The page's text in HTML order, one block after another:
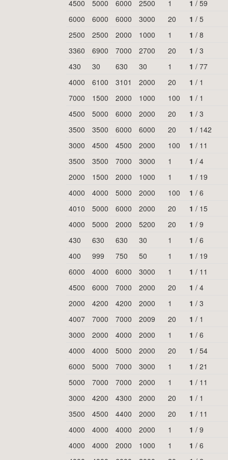
4500
5000 6000 2500 1 1 / 59
6000
6000 6000 3000 20 1 / 5
2500
2500 2000 1000 1 1 / 8
3360
6900 7000 2700 20 1 / 3
430
30 630 30 1 1 / 77
4000
6100 3101 2000 20 1 / 1
7000
1500 2000 1000 100 1 / 1
4500
5000 6000 2000 20 1 / 3
3500
3500 6000 6000 20 1 / 142
3000
4500 4500 2000 100 1 / 11
3500
3500 7000 3000 1 1 / 4
2000
1500 2000 1000 1 1 / 19
4000
4000 5000 2000 100 1 / 6
4010
5000 6000 2000 20 1 / 15
4000
5000 2000 5200 20 1 / 9
430
630 630 30 1 1 / 6
400
999 750 50 1 1 / 19
6000
4000 6000 3000 1 1 / 11
4500
6000 7000 2000 20 1 / 4
2000
4200 4200 2000 1 1 / 3
4007
7000 7000 2009 20 1 / 1
3000
2000 4000 2000 1 1 / 6
4000
4000 5000 2000 20 1 / 54
6000
5000 7000 3000 1 1 / 21
5000
7000 7000 2000 1 1 / 11
3000
4200 4300 2000 20 1 / 1
3500
4500 4400 2000 20 1 / 11
4000
4000 4000 2000 1 1 / 9
4000
4000 2000 1000 1 1 / 6